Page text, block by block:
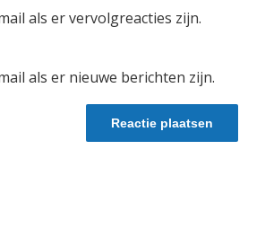
als er vervolgreacties zijn.
als er nieuwe berichten zijn.